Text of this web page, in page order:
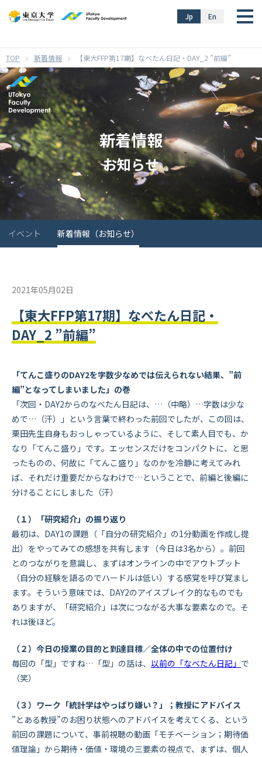
En
Jp
新着情報 【東大FFP第17期】なべたん日記・DAY_2 ”前編”
新着情報
お知らせ
イベント 新着情報（お知らせ）
2021年05月02日
【東大FFP第17期】なべたん日記・
DAY_2 ”前編”
「てんこ盛りのDAY2を字数少なめでは伝えられない結果、”前
編”となってしまいました」の巻
「次回・DAY2からのなべたん日記は、…（中略）…字数は少な
めで…（汗）」という言葉で終わった前回でしたが、この回は、
栗田先生自身もおっしゃっているように、そして素人目でも、か
なり「てんこ盛り」です。エッセンスだけをコンパクトに、と思
ったものの、何故に「てんこ盛り」なのかを冷静に考えてみれ
ば、それだけ重要だからなわけで…ということで、前編と後編に
分けることにしました（汗）
（１）「研究紹介」の振り返り
最初は、DAY1の課題（「自分の研究紹介」の1分動画を作成し提
出）をやってみての感想を共有します（今日は3名から）。前回
とのつながりを意識し、まずはオンラインの中でアウトプット
（自分の経験を語るのでハードルは低い）する感覚を呼び覚まし
ます。そういう意味では、DAY2のアイスブレイク的なものでも
ありますが、「研究紹介」は次につながる大事な要素なので。そ
れは後ほど。
（２）今日の授業の目的と到達目標／全体の中での位置付け
毎回の「型」ですね…「型」の話は、 以前の「なべたん日記」 で
（笑）
（３）ワーク「統計学はやっぱり嫌い？」；教授にアドバイス
”とある教授”のお困り状態へのアドバイスを考えてくる、という
前回の課題について、事前視聴の動画「モチベーション；期待価
値理論」から期待・価値・環境の三要素の視点で、まずは、個人